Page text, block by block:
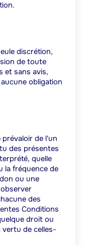
discrétion,
de toute
et sans avis,
aucune obligation
de l'un
des présentes
quelle
la fréquence de
ou une
des
Conditions
droit ou
vertu de celles-